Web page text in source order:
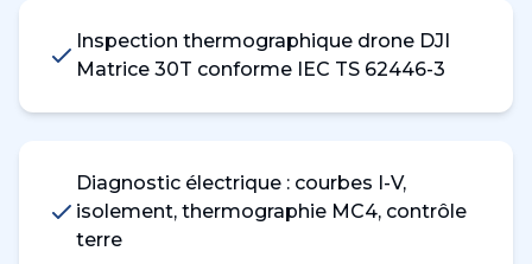
Inspection thermographique drone DJI
Matrice 30T conforme IEC TS 62446-3
Diagnostic électrique : courbes I-V,
isolement, thermographie MC4, contrôle
terre